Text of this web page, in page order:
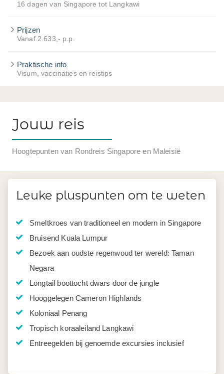
16 dagen van Singapore tot Langkawi
Prijzen
Vanaf 2.633,- p.p.
Praktische info
Visum, vaccinaties en reistips
Jouw reis
Hoogtepunten van Rondreis Singapore en Maleisië
Leuke pluspunten om te weten
Smeltkroes van traditioneel en modern in Singapore
Bruisend Kuala Lumpur
Bezoek aan oudste regenwoud ter wereld: Taman
Negara
Longtail boottocht dwars door de jungle
Hooggelegen Cameron Highlands
Koloniaal Penang
Tropisch koraaleiland Langkawi
Entreegelden bij genoemde excursies inclusief